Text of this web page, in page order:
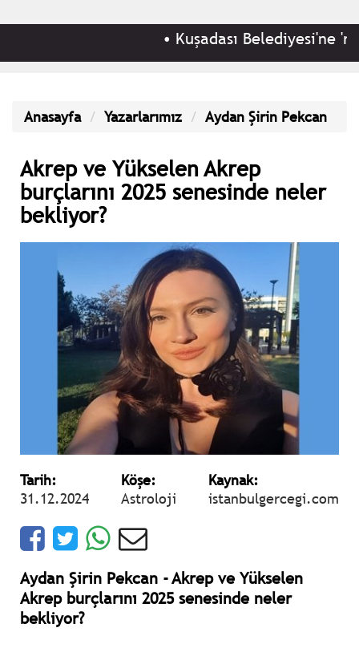
Kuşadası Belediyesi'ne
Anasayfa Yazarlarımız Aydan Şirin Pekcan
Akrep ve Yükselen Akrep
burçlarını 2025 senesinde neler
bekliyor?
Tarih:
31.12.2024
Köşe:
Astroloji
Kaynak:
istanbulgercegi.com
Aydan Şirin Pekcan - Akrep ve Yükselen
Akrep burçlarını 2025 senesinde neler
bekliyor?